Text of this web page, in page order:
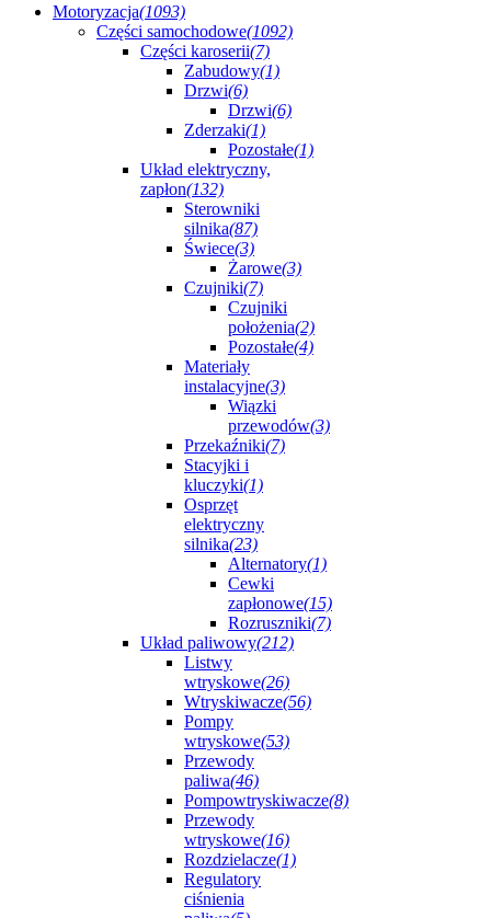
Motoryzacja(1093)
Części samochodowe(1092)
Części karoserii(7)
Zabudowy(1)
Drzwi(6)
Drzwi(6)
Zderzaki(1)
Pozostałe(1)
Układ elektryczny,
zapłon(132)
Sterowniki
silnika(87)
Świece(3)
Żarowe(3)
Czujniki(7)
Czujniki
położenia(2)
Pozostałe(4)
Materiały
instalacyjne(3)
Wiązki
przewodów(3)
Przekaźniki(7)
Stacyjki i
kluczyki(1)
Osprzęt
elektryczny
silnika(23)
Alternatory(1)
Cewki
zapłonowe(15)
Rozruszniki(7)
Układ paliwowy(212)
Listwy
wtryskowe(26)
Wtryskiwacze(56)
Pompy
wtryskowe(53)
Przewody
paliwa(46)
Pompowtryskiwacze(8)
Przewody
wtryskowe(16)
Rozdzielacze(1)
Regulatory
ciśnienia